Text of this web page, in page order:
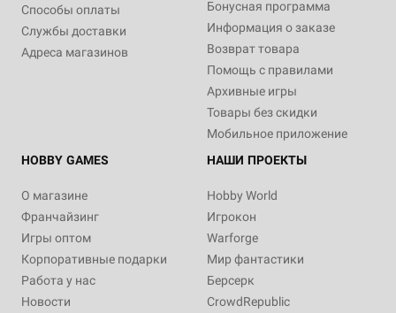
Способы оплаты
Службы доставки
Адреса магазинов
Бонусная программа
Информация о заказе
Возврат товара
Помощь с правилами
Архивные игры
Товары без скидки
Мобильное приложение
HOBBY GAMES
О магазине
Франчайзинг
Игры оптом
Корпоративные подарки
Работа у нас
Новости
НАШИ ПРОЕКТЫ
Hobby World
Игрокон
Warforge
Мир фантастики
Берсерк
CrowdRepublic